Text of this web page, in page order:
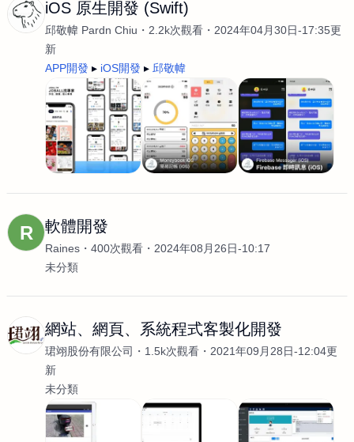
iOS 原生開發 (Swift)
邱敬幃 Pardn Chiu 2.2k次觀看
2024年04月30日-17:35更
新
APP開發
iOS開發 邱敬幃
R 軟體開發
Raines 400次觀看
2024年08月26日-10:17
未分類
網站、網頁、系統程式客製化開發
珺翊股份有限公司 1.5k次觀看
2021年09月28日-12:04更
新
未分類